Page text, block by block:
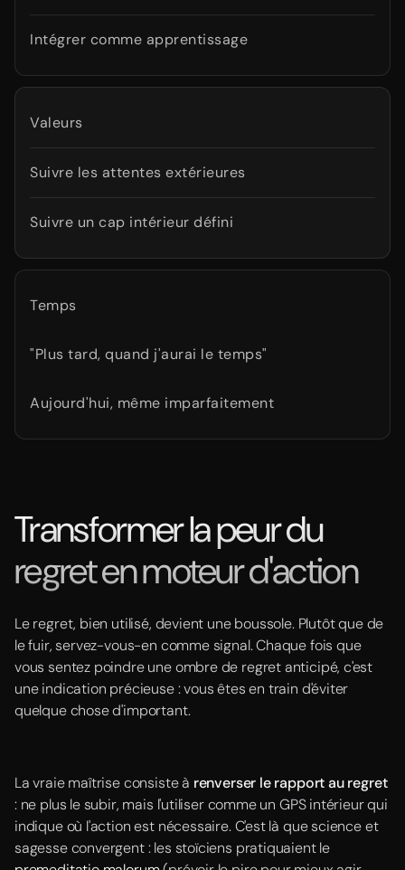
Intégrer comme apprentissage
Valeurs
Suivre les attentes extérieures
Suivre un cap intérieur défini
Temps
"Plus tard, quand j'aurai le temps"
Aujourd'hui, même imparfaitement
Transformer la peur du
regret en moteur d'action
Le regret, bien utilisé, devient une boussole. Plutôt que de
le fuir, servez-vous-en comme signal. Chaque fois que
vous sentez poindre une ombre de regret anticipé, c'est
une indication précieuse : vous êtes en train d'éviter
quelque chose d'important.
La vraie maîtrise consiste à renverser le rapport au regret
: ne plus le subir, mais l'utiliser comme un GPS intérieur qui
indique où l'action est nécessaire. C'est là que science et
sagesse convergent : les stoïciens pratiquaient le